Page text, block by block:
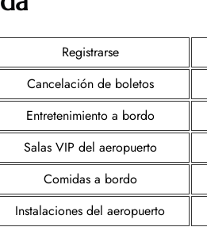
Registrarse
Cancelación de boletos
Entretenimiento a bordo
Salas VIP del aeropuerto
Comidas a bordo
Instalaciones del aeropuerto